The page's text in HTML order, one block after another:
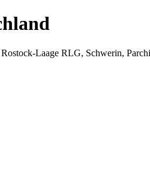
Laage RLG, Schwerin,